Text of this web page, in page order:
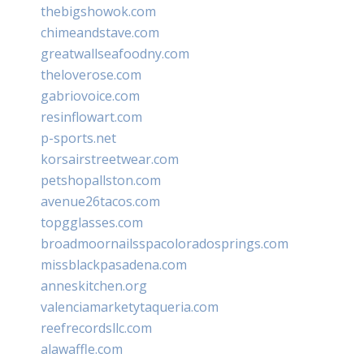
thebigshowok.com
chimeandstave.com
greatwallseafoodny.com
theloverose.com
gabriovoice.com
resinflowart.com
p-sports.net
korsairstreetwear.com
petshopallston.com
avenue26tacos.com
topgglasses.com
broadmoornailsspacoloradosprings.com
missblackpasadena.com
anneskitchen.org
valenciamarketytaqueria.com
reefrecordsllc.com
alawaffle.com